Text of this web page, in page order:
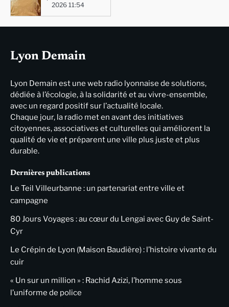
2026 11:54
Lyon Demain
Lyon Demain est une web radio lyonnaise de solutions,
dédiée à l’écologie, à la solidarité et au vivre-ensemble,
avec un regard positif sur l’actualité locale.
Chaque jour, la radio met en avant des initiatives
citoyennes, associatives et culturelles qui améliorent la
qualité de vie et préparent une ville plus juste et plus
durable.
Dernières publications
Le Teil Villeurbanne : un partenariat entre ville et
campagne
80 Jours Voyages : au cœur du Lengai avec Guy de Saint-
Cyr
Le Crépin de Lyon (Maison Baudière) : l’histoire vivante du
cuir
« Un sur un million » : Rachid Azizi, l’homme sous
l’uniforme de police